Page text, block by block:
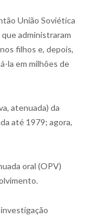
União Soviética
que administraram
filhos e, depois,
la em milhões de
atenuada) da
até 1979; agora,
oral (OPV)